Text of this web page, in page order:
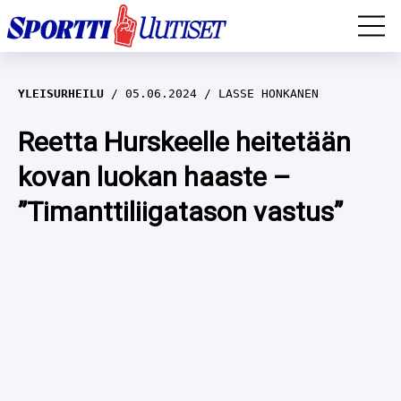
EM-YLEISURHEILU
JÄÄKIEKKO
YLEISURHEILU
WILMA HELTELÄ
TALVILAJIT
YLEISURHEILU 05.06.2024 LASSE HONKANEN
Reetta Hurskeelle heitetään
kovan luokan haaste –
”Timanttiliigatason vastus”